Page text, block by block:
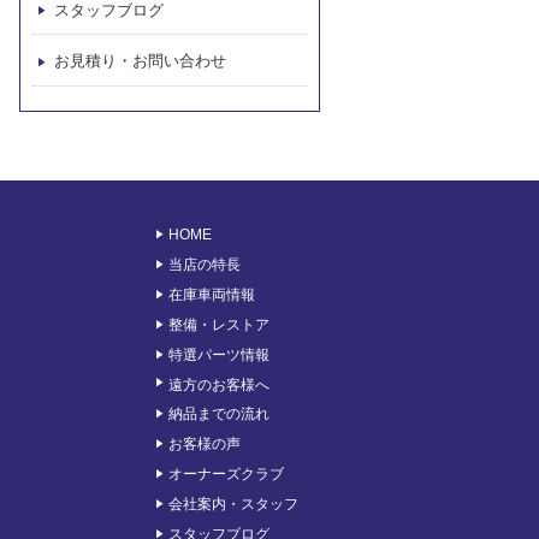
スタッフブログ
お見積り・お問い合わせ
HOME
当店の特長
在庫車両情報
整備・レストア
特選パーツ情報
遠方のお客様へ
納品までの流れ
お客様の声
オーナーズクラブ
会社案内・スタッフ
スタッフブログ